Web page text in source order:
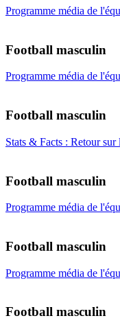
Programme média de
Football masculin
Programme média de
Football masculin
Stats & Facts : Retour
Football masculin
Programme média de
Football masculin
Programme média de
Football masculin